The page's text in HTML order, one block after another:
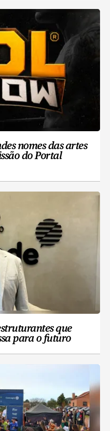
nomes das artes
do Portal
que
para o futuro